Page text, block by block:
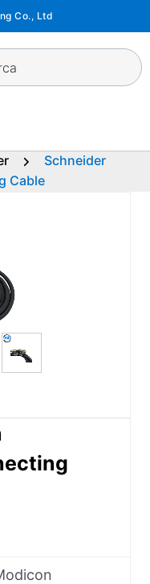
Co., Ltd
Schneider
Cable